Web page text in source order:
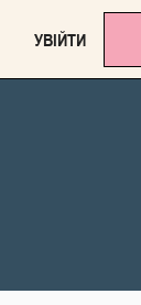
УВІЙТИ